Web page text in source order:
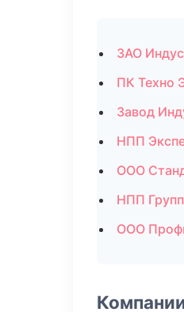
ЗАО
ПК Техно
Завод
НПП
ООО
НПП
ООО